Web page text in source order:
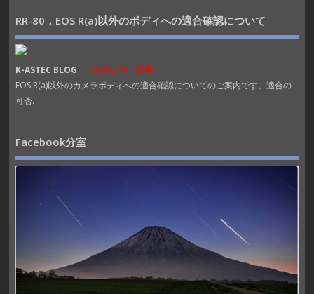
RR-80，EOS R(a)以外のボディへの適合確認について
K-ASTEC BLOG
（スポンサー記事）
EOS R(a)以外のカメラボディへの適合確認についてのご案内です。適合の
可否.
Facebook分室